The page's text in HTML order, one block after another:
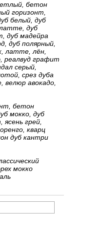
бетон
горизонт,
белый, дуб
дуб
дуб мадейра
дуб полярный,
латте, лён,
реалвуд графит
серый,
срез дуба
велюр авокадо,
бетон
мокко, дуб
грей,
кварц
дуб кантри
мокко